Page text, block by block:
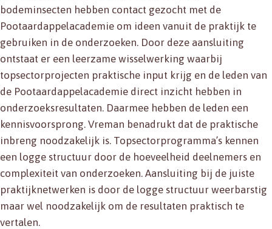
bodeminsecten hebben contact gezocht met de
Pootaardappelacademie om ideen vanuit de praktijk te
gebruiken in de onderzoeken. Door deze aansluiting
ontstaat er een leerzame wisselwerking waarbij
topsectorprojecten praktische input krijg en de leden van
de Pootaardappelacademie direct inzicht hebben in
onderzoeksresultaten. Daarmee hebben de leden een
kennisvoorsprong. Vreman benadrukt dat de praktische
inbreng noodzakelijk is. Topsectorprogramma’s kennen
een logge structuur door de hoeveelheid deelnemers en
complexiteit van onderzoeken. Aansluiting bij de juiste
praktijknetwerken is door de logge structuur weerbarstig
maar wel noodzakelijk om de resultaten praktisch te
vertalen.